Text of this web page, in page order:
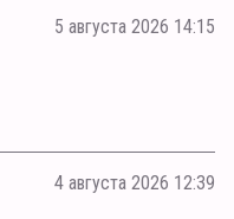
5 августа 2026 14:15
4 августа 2026 12:39